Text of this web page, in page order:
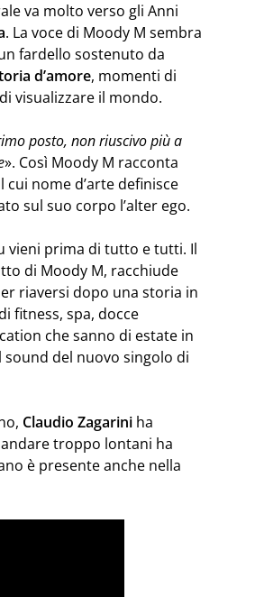
va molto verso gli Anni
. La voce di Moody M sembra
fardello sostenuto da
d’amore, momenti di
visualizzare il mondo.
posto, non riuscivo più a
». Così Moody M racconta
cui nome d’arte definisce
sul suo corpo l’alter ego.
vieni prima di tutto e tutti. Il
di Moody M, racchiude
riaversi dopo una storia in
fitness, spa, docce
che sanno di estate in
del nuovo singolo di
Claudio Zagarini ha
troppo lontani ha
è presente anche nella